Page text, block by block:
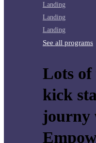
Landing
Landing
Landing
See all programs
Lots of
kick
journy